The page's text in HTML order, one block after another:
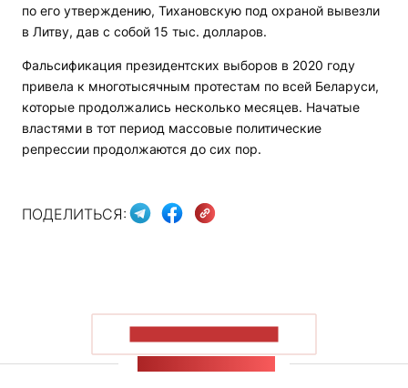
по его утверждению, Тихановскую под охраной вывезли
в Литву, дав с собой 15 тыс. долларов.
Фальсификация президентских выборов в 2020 году
привела к многотысячным протестам по всей Беларуси,
которые продолжались несколько месяцев. Начатые
властями в тот период массовые политические
репрессии продолжаются до сих пор.
ПОДЕЛИТЬСЯ: